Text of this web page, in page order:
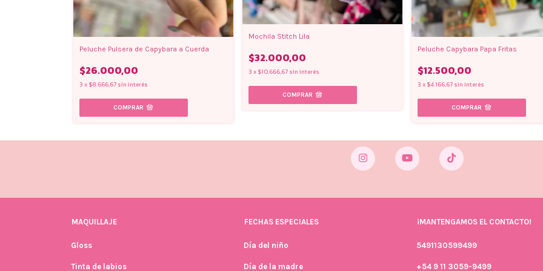
Peluche Pulsera de Capybara a Cuerda
$26.000,00
3 x $8.666,67 sin interés
Mochila Stitch Lila
$32.000,00
3 x $10.666,67 sin interés
Peluche Capybara Papa Fritas
$12.500,00
3 x $4.166,67 sin interés
MAQUILLAJE
Gloss
Tinta de labios
FECHAS ESPECIALES
Día del niño
Día de la madre
¡MANTENGAMOS EL CONTACTO!
5491130599499
+54 9 11 3059-9499